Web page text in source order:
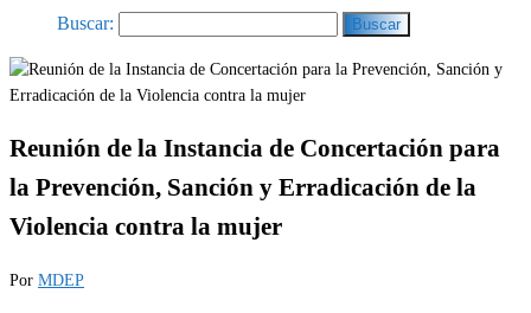
Buscar:
Reunión de la Instancia de Concertación para
la Prevención, Sanción y Erradicación de la
Violencia contra la mujer
Por MDEP